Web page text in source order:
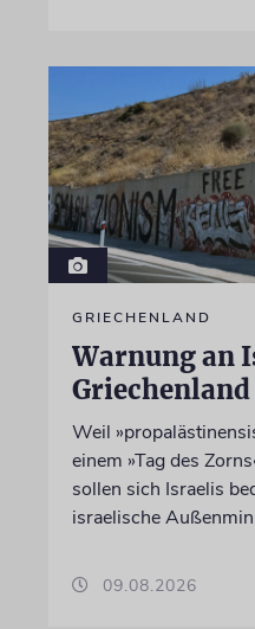
GRIECHENLAND
Warnung an
Griechenland
Weil
einem »Tag des
sollen sich Israelis
israelische
09.08.2026